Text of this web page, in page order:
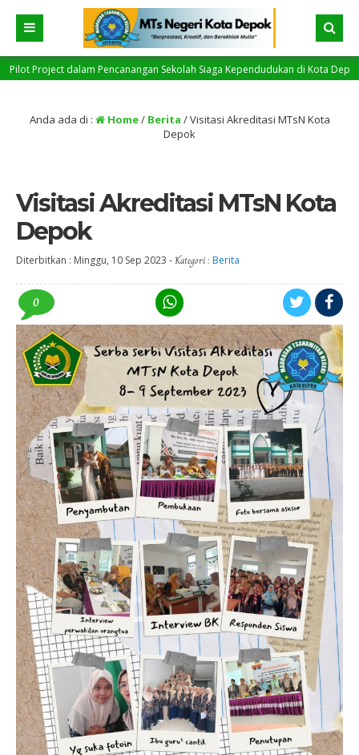
Sekolah Siaga Kependudukan di Kota Depok –Prestasi itu penting,
Anda ada di : Home/ Berita /Visitasi Akreditasi MTsN Kota
Depok
Visitasi Akreditasi MTsN Kota
Depok
Diterbitkan : Minggu, 10 Sep 2023 -Kategori : Berita
0